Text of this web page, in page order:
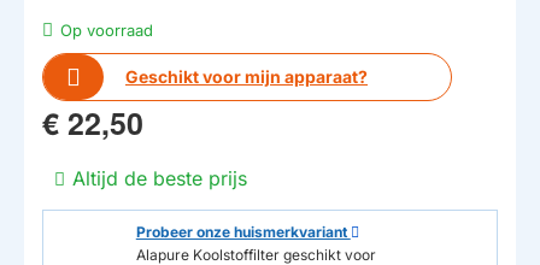
Op voorraad
Geschikt voor mijn apparaat?
€ 22,50
Altijd de beste prijs
Probeer onze huismerkvariant
Alapure Koolstoffilter geschikt voor